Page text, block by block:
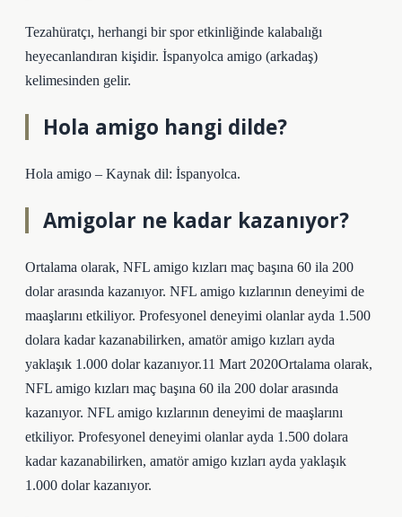
Tezahüratçı, herhangi bir spor etkinliğinde kalabalığı
heyecanlandıran kişidir. İspanyolca amigo (arkadaş)
kelimesinden gelir.
Hola amigo hangi dilde?
Hola amigo – Kaynak dil: İspanyolca.
Amigolar ne kadar kazanıyor?
Ortalama olarak, NFL amigo kızları maç başına 60 ila 200
dolar arasında kazanıyor. NFL amigo kızlarının deneyimi de
maaşlarını etkiliyor. Profesyonel deneyimi olanlar ayda 1.500
dolara kadar kazanabilirken, amatör amigo kızları ayda
yaklaşık 1.000 dolar kazanıyor.11 Mart 2020Ortalama olarak,
NFL amigo kızları maç başına 60 ila 200 dolar arasında
kazanıyor. NFL amigo kızlarının deneyimi de maaşlarını
etkiliyor. Profesyonel deneyimi olanlar ayda 1.500 dolara
kadar kazanabilirken, amatör amigo kızları ayda yaklaşık
1.000 dolar kazanıyor.